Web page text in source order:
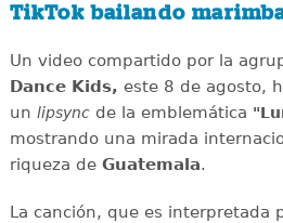
TikTok bailando
Un video compartido por la
Dance Kids, este 8 de agosto,
un lipsyncde la emblemática
mostrando una mirada
riqueza de Guatemala.
La canción, que es interpretada